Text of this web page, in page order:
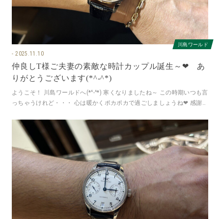
川島ワールド
2025.11.10
仲良しT様ご夫妻の素敵な時計カップル誕生～❤ あ
りがとうございます(*^-^*)
ようこそ！ 川島ワールドへ(*^-^*) 寒くなりましたね～ この時期いつも言
っちゃうけれど・・・ 心は暖かくポカポカで過ごしましょうね❤ 感謝の